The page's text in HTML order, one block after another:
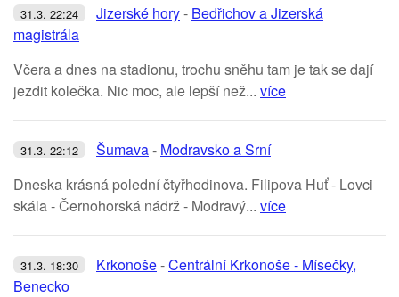
31.3. 22:24 Jizerské hory- Bedřichov a Jizerská
magistrála
Včera a dnes na stadionu, trochu sněhu tam je tak se dají
jezdit kolečka. Nic moc, ale lepší než... více
31.3. 22:12 Šumava- Modravsko a Srní
Dneska krásná polední čtyřhodinova. Filipova Huť - Lovci
skála - Černohorská nádrž - Modravý... více
31.3. 18:30 Krkonoše-Centrální Krkonoše - Mísečky,
Benecko